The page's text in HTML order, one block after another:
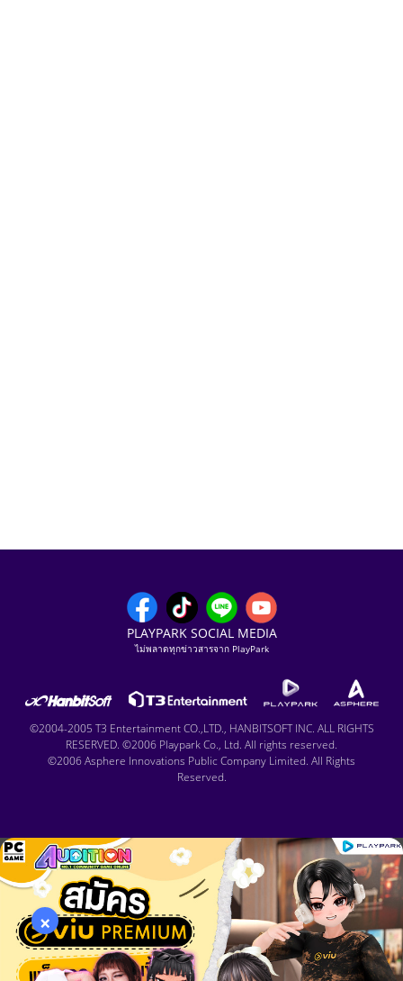
PLAYPARK SOCIAL MEDIA
ไม่พลาดทุกข่าวสารจาก PlayPark
©2004-2005 T3 Entertainment CO.,LTD., HANBITSOFT INC. ALL RIGHTS
RESERVED. ©2006 Playpark Co., Ltd. All rights reserved.
©2006 Asphere Innovations Public Company Limited. All Rights
Reserved.
×